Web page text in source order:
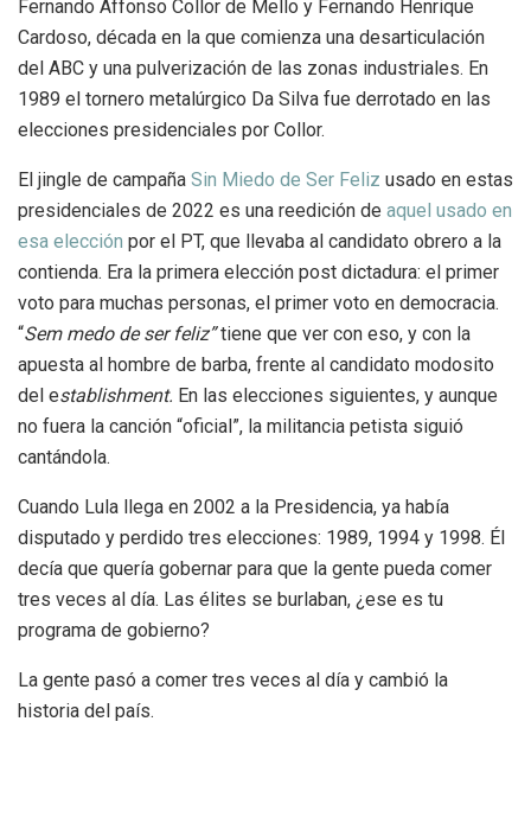
Fernando Affonso Collor de Mello y Fernando Henrique
Cardoso, década en la que comienza una desarticulación
del ABC y una pulverización de las zonas industriales. En
1989 el tornero metalúrgico Da Silva fue derrotado en las
elecciones presidenciales por Collor.
El jingle de campaña Sin Miedo de Ser Feliz usado en estas
presidenciales de 2022 es una reedición de aquel usado en
esa elección por el PT, que llevaba al candidato obrero a la
contienda. Era la primera elección post dictadura: el primer
voto para muchas personas, el primer voto en democracia.
“Sem medo de ser feliz”tiene que ver con eso, y con la
apuesta al hombre de barba, frente al candidato modosito
del establishment. En las elecciones siguientes, y aunque
no fuera la canción “oficial”, la militancia petista siguió
cantándola.
Cuando Lula llega en 2002 a la Presidencia, ya había
disputado y perdido tres elecciones: 1989, 1994 y 1998. Él
decía que quería gobernar para que la gente pueda comer
tres veces al día. Las élites se burlaban, ¿ese es tu
programa de gobierno?
La gente pasó a comer tres veces al día y cambió la
historia del país.